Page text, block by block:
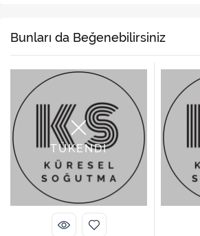
Bunları da Beğenebilirsiniz
TÜKENDİ